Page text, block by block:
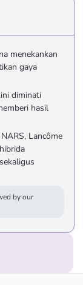
menekankan
gaya
diminati
hasil
Lancôme
by our